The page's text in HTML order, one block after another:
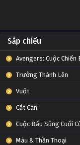
Sắp chiếu
Avengers: Cuộc Chiến
Trưởng Thành Lên
Vuốt
Cắt Cân
Cuộc Đấu Súng Cuối
Máu & Thần Thoại